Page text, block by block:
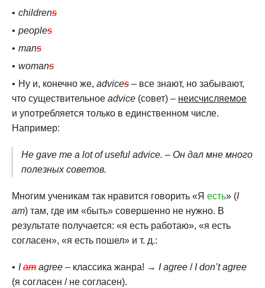
childrens
peoples
mans
womans
Ну и, конечно же, advices – все знают, но забывают,
что существительное advice (совет) – неисчисляемое
и употребляется только в единственном числе.
Например:
He gave me a lot of useful advice. – Он дал мне много
полезных советов.
Многим ученикам так нравится говорить «Я есть» (I
am) там, где им «быть» совершенно не нужно. В
результате получается: «я есть работаю», «я есть
согласен», «я есть пошел» и т. д.:
Iam agree – классика жанра! → I agree / I don’t agree
(я согласен / не согласен).